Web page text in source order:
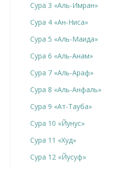
Сура 3 «Аль-Имран»
Сура 4 «Ан-Ниса»
Сура 5 «Аль-Маида»
Сура 6 «Аль-Анам»
Сура 7 «Аль-Араф»
Сура 8 «Аль-Анфаль»
Сура 9 «Ат-Тауба»
Сура 10 «Йунус»
Сура 11 «Худ»
Сура 12 «Йусуф»